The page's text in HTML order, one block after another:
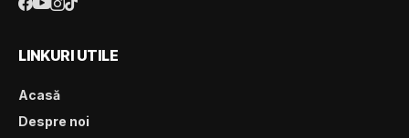
LINKURI UTILE
Acasă
Despre noi